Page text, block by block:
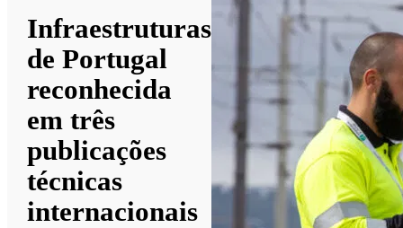
Infraestruturas
de Portugal
reconhecida
em três
publicações
técnicas
internacionais